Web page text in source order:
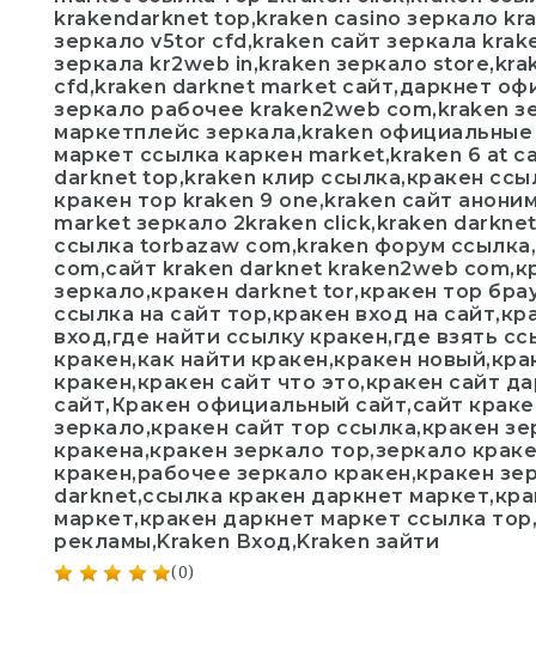
krakendarknet top,kraken casino зеркало
зеркало v5tor cfd,kraken сайт зеркала
зеркала kr2web in,kraken зеркало
cfd,kraken darknet market сайт,даркнет
зеркало рабочее kraken2web com,kraken
маркетплейс зеркала,kraken
маркет ссылка каркен market,kraken 6 at
darknet top,kraken клир ссылка,кракен
кракен тор kraken 9 one,kraken сайт
market зеркало 2kraken click,kraken
ссылка torbazaw com,kraken форум
com,сайт kraken darknet kraken2web
зеркало,кракен darknet tor,кракен тор
ссылка на сайт тор,кракен вход на
вход,где найти ссылку кракен,где взять
кракен,как найти кракен,кракен
кракен,кракен сайт что это,кракен сайт
сайт,Кракен официальный сайт,сайт
зеркало,кракен сайт тор ссылка,кракен
кракена,кракен зеркало тор,зеркало
кракен,рабочее зеркало кракен,кракен
darknet,ссылка кракен даркнет
маркет,кракен даркнет маркет ссылка
рекламы,Kraken Вход,Kraken зайти
(0)